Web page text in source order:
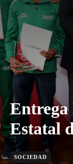
Entrega
Estatal
SOCIEDAD